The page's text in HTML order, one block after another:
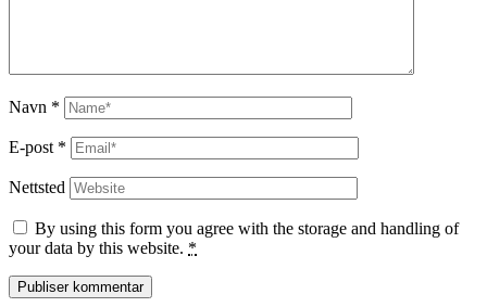
Navn *
E-post *
Nettsted
By using this form you agree with the storage and handling of
your data by this website. *